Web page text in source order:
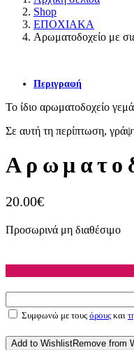
Shop
ΕΠΟΧΙΑΚΑ
Αρωματοδοχείο με
Περιγραφή
Το ίδιο αρωματοδοχείο
Σε αυτή τη περίπτωση,
20.00€
Προσωρινά μη διαθέσιμο
Συμφωνώ με τους όρους και
Add to WishlistRemove from